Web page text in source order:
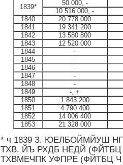
1839*
50 000, -
10 516 000, -
1840
20 778 000
1841
19 341 200
1842
13 580 800
1843
12 520 000
1844
-
1845
-
1846
-
1847
-
1848
-
1849
-, +
1850
1 843 200
1851
4 790 400
1852
14 006 400
1853
21 328 000
* ч 1839 З. ЮЕЛБОЙМЙУШ
ТХВ. ЙЪ РХДБ НЕДЙ
ТХВМЕЧПК УФПРЕ (ФЙТБЦ